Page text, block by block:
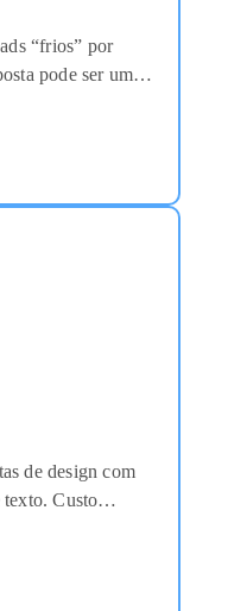
“frios” por
pode ser um
você trabalha
de design com
texto. Custo
a partir de